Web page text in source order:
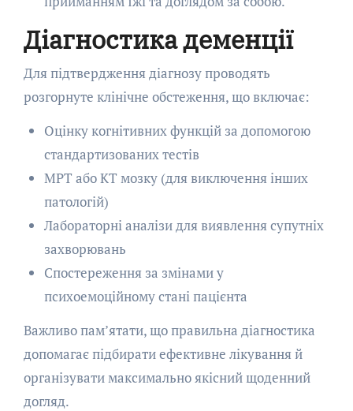
Діагностика деменції
Для підтвердження діагнозу проводять
розгорнуте клінічне обстеження, що включає:
Оцінку когнітивних функцій за допомогою
стандартизованих тестів
МРТ або КТ мозку (для виключення інших
патологій)
Лабораторні аналізи для виявлення супутніх
захворювань
Спостереження за змінами у
психоемоційному стані пацієнта
Важливо пам’ятати, що правильна діагностика
допомагає підбирати ефективне лікування й
організувати максимально якісний щоденний
догляд.